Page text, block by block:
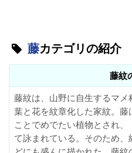
藤カテゴリの紹介
藤紋
藤紋は、山野に自生するマ
葉と花を紋章化した家紋。
ことでめでたい植物とされ
て詠まれている。そのため